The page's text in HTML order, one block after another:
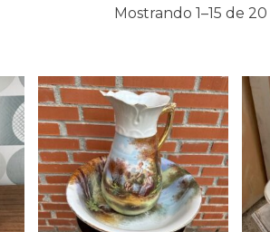
Mostrando 1–15 de